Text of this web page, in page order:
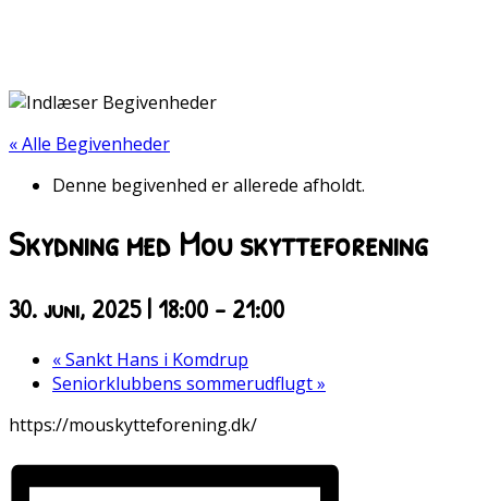
« Alle Begivenheder
Denne begivenhed er allerede afholdt.
Skydning med Mou skytteforening
30. juni, 2025 | 18:00 - 21:00
«Sankt Hans i Komdrup
Seniorklubbens sommerudflugt»
https://mouskytteforening.dk/